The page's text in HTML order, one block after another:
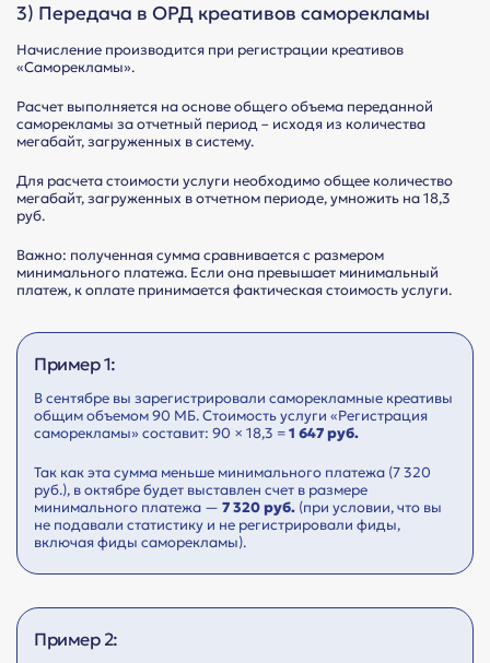
3) Передача в ОРД креативов саморекламы
Начисление производится при регистрации креативов
«Саморекламы».
Расчет выполняется на основе общего объема переданной
саморекламы за отчетный период – исходя из количества
мегабайт, загруженных в систему.
Для расчета стоимости услуги необходимо общее количество
мегабайт, загруженных в отчетном периоде, умножить на 18,3
руб.
Важно: полученная сумма сравнивается с размером
минимального платежа. Если она превышает минимальный
платеж, к оплате принимается фактическая стоимость услуги.
Пример 1:
В сентябре вы зарегистрировали саморекламные креативы
общим объемом 90 МБ. Стоимость услуги «Регистрация
саморекламы» составит: 90 × 18,3 =1 647 руб.
Так как эта сумма меньше минимального платежа (7 320
руб.), в октябре будет выставлен счет в размере
минимального платежа — 7 320 руб. (при условии, что вы
не подавали статистику и не регистрировали фиды,
включая фиды саморекламы).
Пример 2: